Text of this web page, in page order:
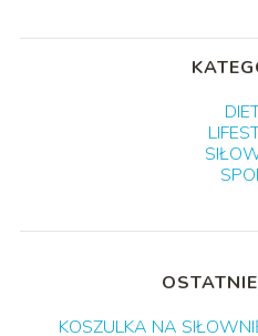
KOSZULKA NA